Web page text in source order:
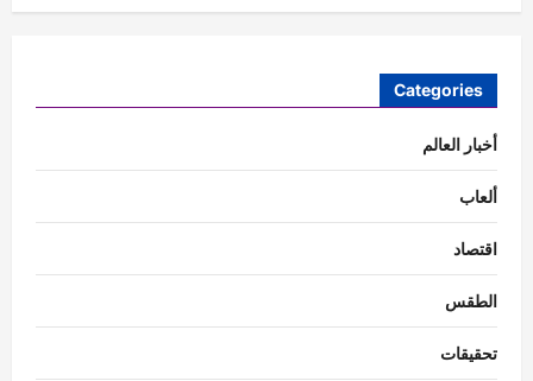
Categories
أخبار العالم
ألعاب
اقتصاد
الطقس
تحقيقات